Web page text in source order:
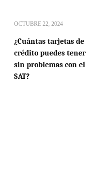
OCTUBRE 22, 2024
¿Cuántas tarjetas de
crédito puedes tener
sin problemas con el
SAT?